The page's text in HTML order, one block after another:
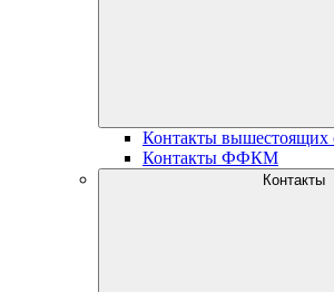
Контакты вышестоящих
Контакты ФФКМ
Контакты